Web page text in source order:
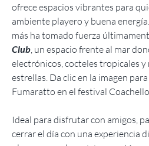
ofrece espacios vibrantes para
ambiente playero y buena
más ha tomado fuerza
Club , un espacio frente al mar
electrónicos, cocteles tropicales
estrellas. Da clic en la imagen
Fumaratto en el festival Coachello.
Ideal para disfrutar con amigos,
cerrar el día con una experiencia